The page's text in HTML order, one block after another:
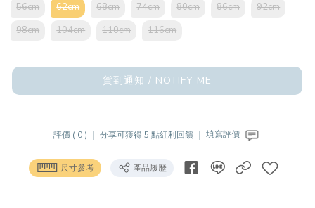
56cm 62cm 68cm 74cm 80cm 86cm
92cm
98cm
104cm 110cm 116cm
貨到通知 / NOTIFY ME
評價 ( 0 ) ｜ 分享可獲得 5 點紅利回饋 ｜ 填寫評價
尺寸參考 產品履歷